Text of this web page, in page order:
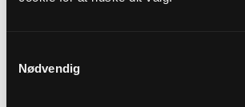
Nødvendig